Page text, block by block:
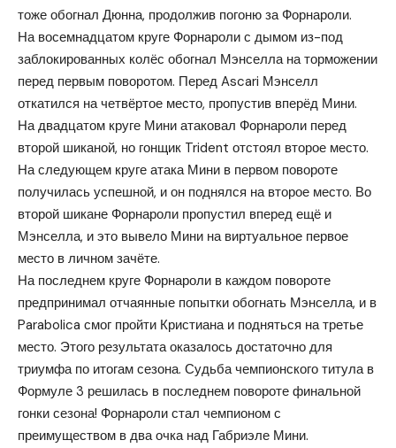
тоже обогнал Дюнна, продолжив погоню за Форнароли.
На восемнадцатом круге Форнароли с дымом из-под
заблокированных колёс обогнал Мэнселла на торможении
перед первым поворотом. Перед Ascari Мэнселл
откатился на четвёртое место, пропустив вперёд Мини.
На двадцатом круге Мини атаковал Форнароли перед
второй шиканой, но гонщик Trident отстоял второе место.
На следующем круге атака Мини в первом повороте
получилась успешной, и он поднялся на второе место. Во
второй шикане Форнароли пропустил вперед ещё и
Мэнселла, и это вывело Мини на виртуальное первое
место в личном зачёте.
На последнем круге Форнароли в каждом повороте
предпринимал отчаянные попытки обогнать Мэнселла, и в
Parabolica смог пройти Кристиана и подняться на третье
место. Этого результата оказалось достаточно для
триумфа по итогам сезона. Судьба чемпионского титула в
Формуле 3 решилась в последнем повороте финальной
гонки сезона! Форнароли стал чемпионом с
преимуществом в два очка над Габриэле Мини.